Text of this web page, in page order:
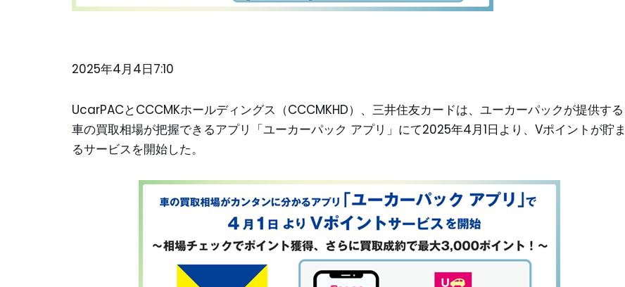
2025年4月4日7:10
UcarPACとCCCMKホールディングス（CCCMKHD）、三井住友カードは、ユーカーパックが提供する
車の買取相場が把握できるアプリ「ユーカーパック アプリ」にて2025年4月1日より、Vポイントが貯ま
るサービスを開始した。